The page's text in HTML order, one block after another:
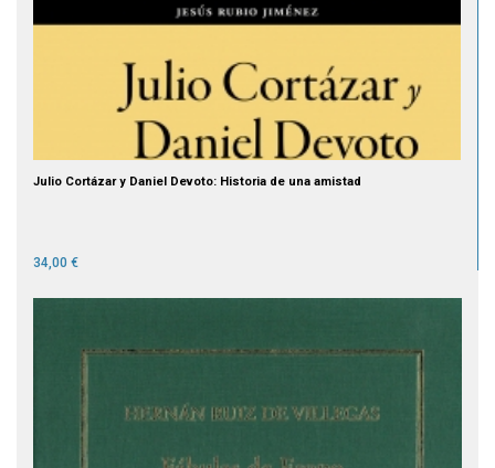
Julio Cortázar y Daniel Devoto: Historia de una amistad
34,00 €